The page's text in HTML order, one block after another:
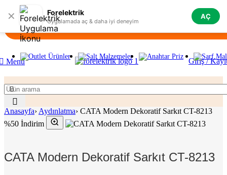
✕ Forelektrik
Uygulamada aç & daha iyi deneyim
AÇ
Skip to navigation Skip to main content
Menü Giriş /
Anasayfa› Aydınlatma› CATA Modern Dekoratif Sarkıt CT-8213
%50 İndirim
CATA Modern Dekoratif Sarkıt CT-8213